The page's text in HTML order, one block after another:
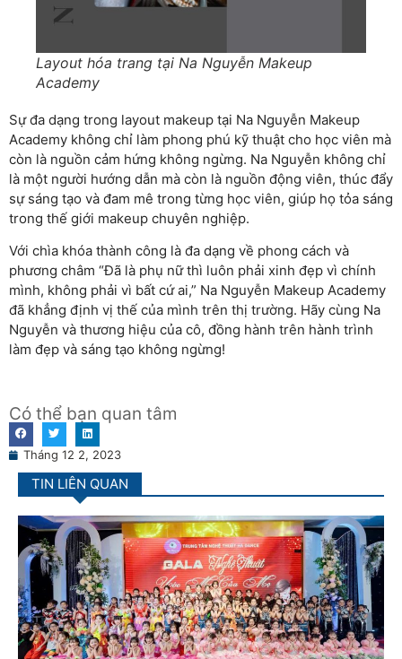
Layout hóa trang tại Na Nguyễn Makeup
Academy
Sự đa dạng trong layout makeup tại Na Nguyễn Makeup
Academy không chỉ làm phong phú kỹ thuật cho học viên mà
còn là nguồn cảm hứng không ngừng. Na Nguyễn không chỉ
là một người hướng dẫn mà còn là nguồn động viên, thúc đẩy
sự sáng tạo và đam mê trong từng học viên, giúp họ tỏa sáng
trong thế giới makeup chuyên nghiệp.
Với chìa khóa thành công là đa dạng về phong cách và
phương châm “Đã là phụ nữ thì luôn phải xinh đẹp vì chính
mình, không phải vì bất cứ ai,” Na Nguyễn Makeup Academy
đã khẳng định vị thế của mình trên thị trường. Hãy cùng Na
Nguyễn và thương hiệu của cô, đồng hành trên hành trình
làm đẹp và sáng tạo không ngừng!
Có thể bạn quan tâm
Tháng 12 2, 2023
TIN LIÊN QUAN